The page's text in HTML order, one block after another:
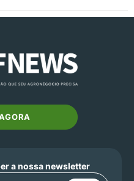
a nossa newsletter